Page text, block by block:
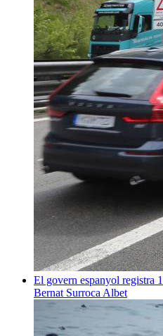
El govern espanyol registra
Bernat Surroca Albet